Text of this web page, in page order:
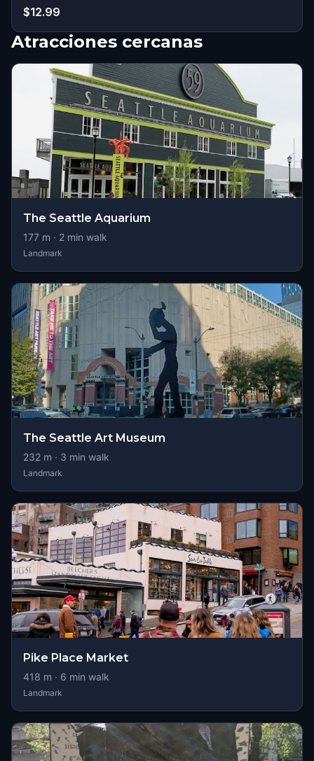
$12.99
Atracciones cercanas
The Seattle Aquarium
177 m · 2 min walk
Landmark
The Seattle Art Museum
232 m · 3 min walk
Landmark
Pike Place Market
418 m · 6 min walk
Landmark